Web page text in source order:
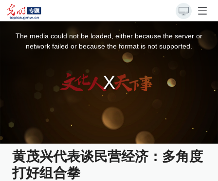
The media could not be loaded, either because the server or
network failed or because the format is not supported.
黄茂兴代表谈民营经济：多角度
打好组合拳